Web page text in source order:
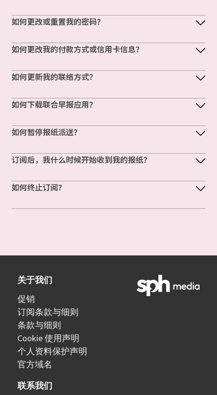
如何更改或重置我的密码？
如何更改我的付款方式或信用卡信息？
如何更新我的联络方式？
如何下载联合早报应用？
如何暂停报纸派送？
订阅后，我什么时候开始收到我的报纸？
如何终止订阅？
关于我们
促销
订阅条款与细则
条款与细则
Cookie 使用声明
个人资料保护声明
官方域名
联系我们